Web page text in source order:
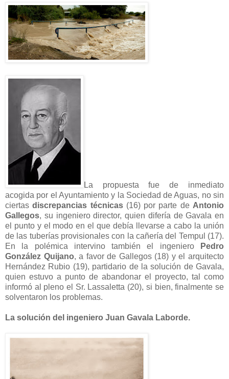
La propuesta fue de inmediato
acogida por el Ayuntamiento y la Sociedad de Aguas, no sin
ciertasdiscrepancias técnicas(16) por parte deAntonio
Gallegos, su ingeniero director, quien difería de Gavala en
el punto y el modo en el que debía llevarse a cabo la unión
de las tuberías provisionales con la cañería del Tempul (17).
En la polémica intervino también el ingeniero
Pedro
González Quijano, a favor de Gallegos (18) y el arquitecto
Hernández Rubio (19), partidario de la solución de Gavala,
quien estuvo a punto de abandonar el proyecto, tal como
informó al pleno el Sr. Lassaletta (20), si bien, finalmente se
solventaron los problemas.
La solución del ingeniero Juan Gavala Laborde.